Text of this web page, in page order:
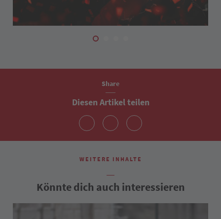
Share
Diesen Artikel teilen
WEITERE INHALTE
Könnte dich auch interessieren